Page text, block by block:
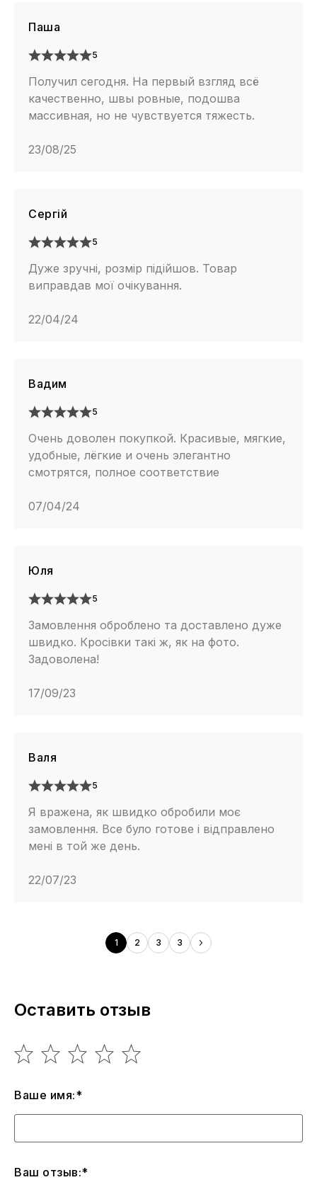
Паша
5
Получил сегодня. На первый взгляд всё
качественно, швы ровные, подошва
массивная, но не чувствуется тяжесть.
23/08/25
Сергій
5
Дуже зручні, розмір підійшов. Товар
виправдав мої очікування.
22/04/24
Вадим
5
Очень доволен покупкой. Красивые, мягкие,
удобные, лёгкие и очень элегантно
смотрятся, полное соответствие
07/04/24
Юля
5
Замовлення оброблено та доставлено дуже
швидко. Кросівки такі ж, як на фото.
Задоволена!
17/09/23
Валя
5
Я вражена, як швидко обробили моє
замовлення. Все було готове і відправлено
мені в той же день.
22/07/23
1 2 3 3
Оставить отзыв
Ваше имя:*
Ваш отзыв:*